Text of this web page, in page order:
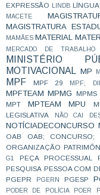
EXPRESSÃO
LINDB
MACETE
MAGISTRATURA
MAMÃES MATERIAL
MERCADO DE TRABALHO
MINISTÉRIO
MOTIVACIONAL
MP
MPF MPF 29 MPF;
MPFTEAM MPMG MPMS
MPT
MPTEAM MPU
LEGISLATIVA
NÃO CAI
NOTÍCIADECONCURSO
OAB OAB; CONCURSO;
ORGANIZAÇÃO
G1
PEÇA PROCESSUAL
PESQUISA PESSOA COM
PGEPR PGERN PGESP
PODER DE POLÍCIA POER